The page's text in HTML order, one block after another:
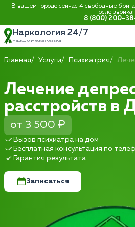
В вашем городе сейчас 4 свободные
после звонка:
8 (800) 200-
Наркология 24/7
Наркологическая клиника
Главная Услуги Психиатрия
Лечение
расстройств в
от 3 500 ₽
Вызов психиатра на дом
Бесплатная консультация по
Гарантия результата
Записаться